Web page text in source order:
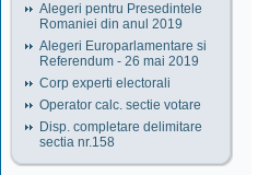
Alegeri pentru Presedintele
Romaniei din anul 2019
Alegeri Europarlamentare si
Referendum - 26 mai 2019
Corp experti electorali
Operator calc. sectie votare
Disp. completare delimitare
sectia nr.158